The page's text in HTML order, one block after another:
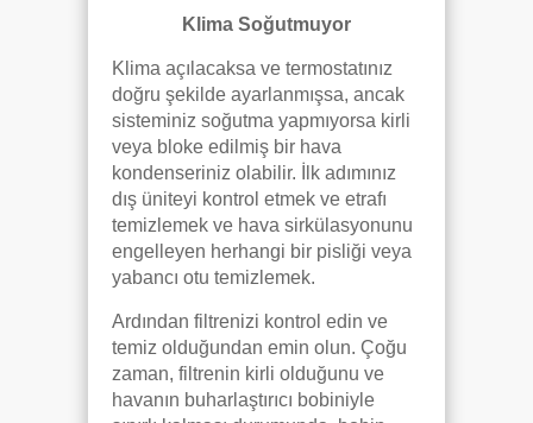
Klima Soğutmuyor
Klima açılacaksa ve termostatınız
doğru şekilde ayarlanmışsa, ancak
sisteminiz soğutma yapmıyorsa kirli
veya bloke edilmiş bir hava
kondenseriniz olabilir. İlk adımınız
dış üniteyi kontrol etmek ve etrafı
temizlemek ve hava sirkülasyonunu
engelleyen herhangi bir pisliği veya
yabancı otu temizlemek.
Ardından filtrenizi kontrol edin ve
temiz olduğundan emin olun. Çoğu
zaman, filtrenin kirli olduğunu ve
havanın buharlaştırıcı bobiniyle